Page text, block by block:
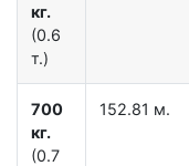
кг.
(0.6
т.)
700
кг.
(0.7
152.81 м.